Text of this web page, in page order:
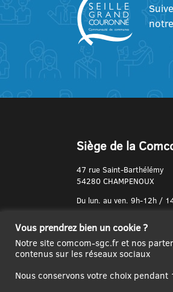
Siège de la
47 rue Saint-Barthélémy
54280 CHAMPENOUX
Du lun. au ven. 9h-12h /
03 83 31 74 37
Vous prendrez bien un cookie ?
Notre site comcom-sgc.fr et nos
contenus sur les réseaux sociaux
Nous conservons votre choix pendant